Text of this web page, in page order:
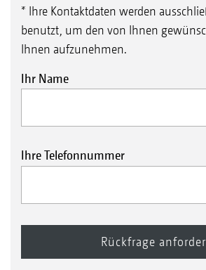
* Ihre Kontaktdaten werden
benutzt, um den von Ihnen
Ihnen aufzunehmen.
Ihr Name
Ihre Telefonnummer